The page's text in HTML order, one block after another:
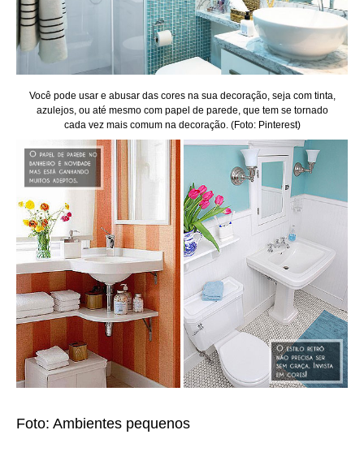
Você pode usar e abusar das cores na sua decoração, seja com tinta,
azulejos, ou até mesmo com papel de parede, que tem se tornado
cada vez mais comum na decoração. (Foto: Pinterest)
Foto: Ambientes pequenos